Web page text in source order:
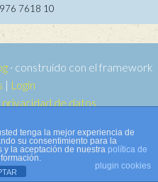
7618 10
· construido con el framework
| Login
privacidad de datos
·Log in
tenga la mejor experiencia de
su consentimiento para la
y la aceptación de nuestra política de
plugin cookies